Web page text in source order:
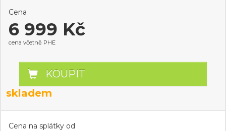
Cena
6 999 Kč
cena včetně PHE
KOUPIT
skladem
Cena na splátky od